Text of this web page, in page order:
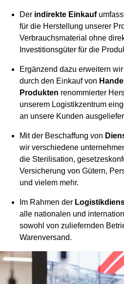
Der indirekte Einkauf
für die Herstellung unserer
Verbrauchsmaterial ohne
Investitionsgüter für die
Ergänzend dazu erweitern
durch den Einkauf von
Produkten renommierter
unserem Logistikzentrum
an unsere Kunden
Mit der Beschaffung von
wir verschiedene
die Sterilisation,
Versicherung von Gütern,
und vielem mehr.
Im Rahmen der
alle nationalen und
sowohl von zuliefernden
Warenversand.